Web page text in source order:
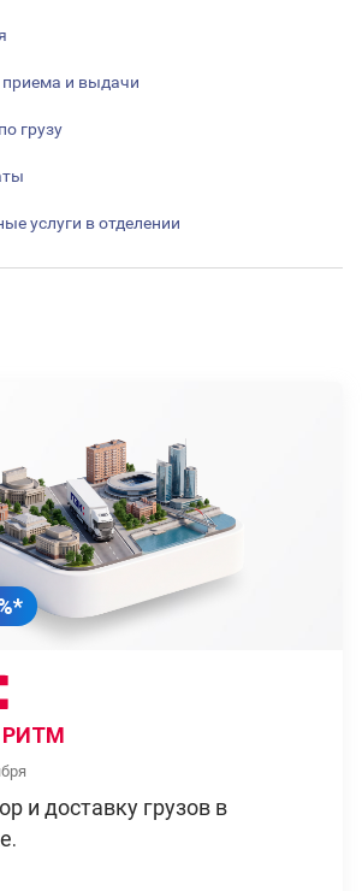
и выдачи
грузу
услуги в отделении
РИТМ
и доставку грузов в